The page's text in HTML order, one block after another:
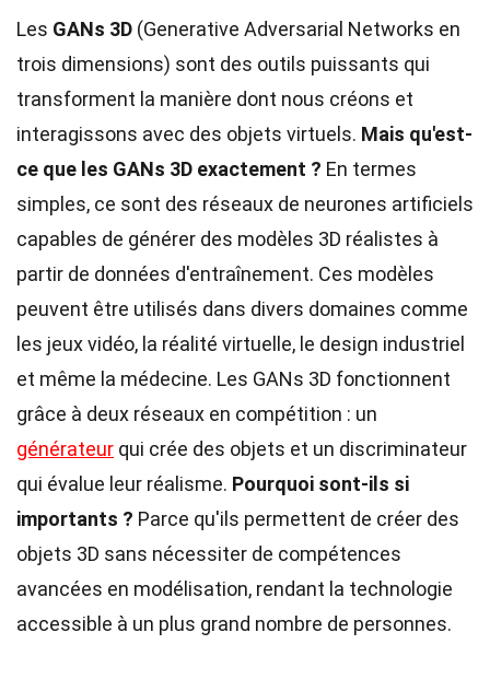
Les GANs 3D (Generative Adversarial Networks en
trois dimensions) sont des outils puissants qui
transforment la manière dont nous créons et
interagissons avec des objets virtuels. Mais qu'est-
ce que les GANs 3D exactement ? En termes
simples, ce sont des réseaux de neurones artificiels
capables de générer des modèles 3D réalistes à
partir de données d'entraînement. Ces modèles
peuvent être utilisés dans divers domaines comme
les jeux vidéo, la réalité virtuelle, le design industriel
et même la médecine. Les GANs 3D fonctionnent
grâce à deux réseaux en compétition : un
générateur qui crée des objets et un discriminateur
qui évalue leur réalisme. Pourquoi sont-ils si
importants ? Parce qu'ils permettent de créer des
objets 3D sans nécessiter de compétences
avancées en modélisation, rendant la technologie
accessible à un plus grand nombre de personnes.